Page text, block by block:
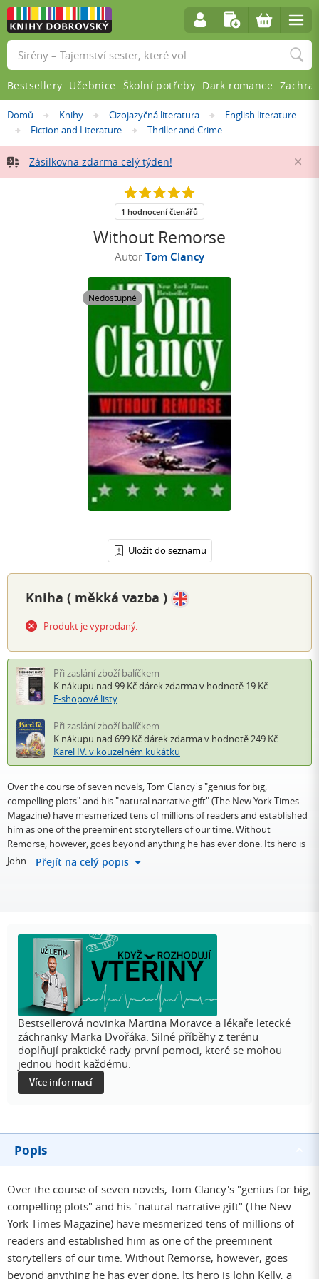
Nacházíte
se
zde:
Domů »Knihy »Cizojazyčná literatura »English literature
»Fiction and Literature »Thriller and Crime
Zásilkovna zdarma celý týden!
Without Remorse
Autor Tom Clancy
Nedostupné
Uložit do seznamu
5.0
5
hvězdiček
1 hodnocení čtenářů
Kniha ( měkká vazba )
Produkt je vyprodaný.
Při zaslání zboží balíčkem
K nákupu nad 99 Kčdárek zdarmav hodnotě 19 Kč
E-shopové listy
Při zaslání zboží balíčkem
K nákupu nad 699 Kčdárek zdarmav hodnotě 249 Kč
Karel IV. v kouzelném kukátku
Over the course of seven novels, Tom Clancy's "genius for big,
compelling plots" and his "natural narrative gift" (The New York Times
Magazine) have mesmerized tens of millions of readers and established
him as one of the preeminent storytellers of our time. Without
Remorse, however, goes beyond anything he has ever done. Its hero is
John… Přejít na celý popis
Bestsellerová novinka Martina Moravce a lékaře letecké
záchranky Marka Dvořáka. Silné příběhy z terénu
doplňují praktické rady první pomoci, které se mohou
jednou hodit každému.
Více informací
Popis
Over the course of seven novels, Tom Clancy's "genius for big,
compelling plots" and his "natural narrative gift" (The New
York Times Magazine) have mesmerized tens of millions of
readers and established him as one of the preeminent
storytellers of our time. Without Remorse, however, goes
beyond anything he has ever done. Its hero is John Kelly, a
Vyhledávání
Bestsellery Učebnice Školní potřeby Dark romance